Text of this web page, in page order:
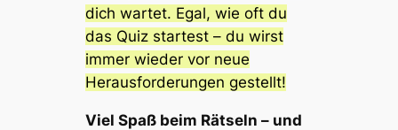
dich wartet. Egal, wie oft du
das Quiz startest – du wirst
immer wieder vor neue
Herausforderungen gestellt!
Viel Spaß beim Rätseln – und